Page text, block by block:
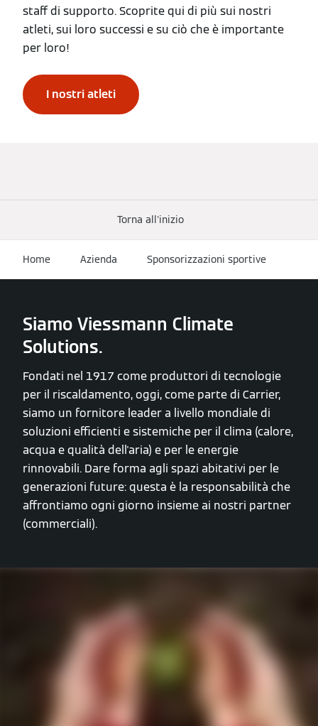
staff di supporto. Scoprite qui di più sui nostri
atleti, sui loro successi e su ciò che è importante
per loro!
I nostri atleti
Torna all'inizio
Home Azienda Sponsorizzazioni sportive
Siamo Viessmann Climate
Solutions.
Fondati nel 1917 come produttori di tecnologie
per il riscaldamento, oggi, come parte di Carrier,
siamo un fornitore leader a livello mondiale di
soluzioni efficienti e sistemiche per il clima (calore,
acqua e qualità dell'aria) e per le energie
rinnovabili. Dare forma agli spazi abitativi per le
generazioni future: questa è la responsabilità che
affrontiamo ogni giorno insieme ai nostri partner
(commerciali).